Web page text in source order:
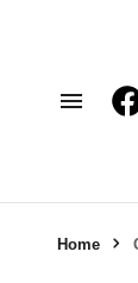
Home